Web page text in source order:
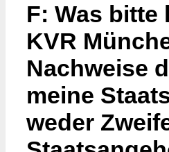
F: Was bitte
KVR
Nachweise
meine
weder